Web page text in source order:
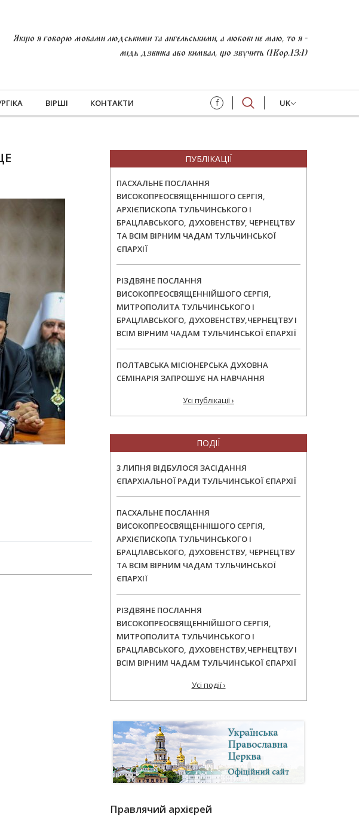
Якщо я говорю мовами людськими та ангельськими, а любові не маю, то я -
мідь дзвінка або кимвал, що звучить (1Кор.13:1)
ВІРШІ КОНТАКТИ f UK
ПУБЛІКАЦІЇ
ПАСХАЛЬНЕ ПОСЛАННЯ
ВИСОКОПРЕОСВЯЩЕННІШОГО СЕРГІЯ,
АРХІЄПИСКОПА ТУЛЬЧИНСЬКОГО І
БРАЦЛАВСЬКОГО, ДУХОВЕНСТВУ, ЧЕРНЕЦТВУ
ТА ВСІМ ВІРНИМ ЧАДАМ ТУЛЬЧИНСЬКОЇ
ЄПАРХІЇ
РІЗДВЯНЕ ПОСЛАННЯ
ВИСОКОПРЕОСВЯЩЕННІЙШОГО СЕРГІЯ,
МИТРОПОЛИТА ТУЛЬЧИНСЬКОГО І
БРАЦЛАВСЬКОГО, ДУХОВЕНСТВУ,ЧЕРНЕЦТВУ І
ВСІМ ВІРНИМ ЧАДАМ ТУЛЬЧИНСЬКОЇ ЄПАРХІЇ
ПОЛТАВСЬКА МІСІОНЕРСЬКА ДУХОВНА
СЕМІНАРІЯ ЗАПРОШУЄ НА НАВЧАННЯ
Усі публікації ›
ПОДІЇ
3 ЛИПНЯ ВІДБУЛОСЯ ЗАСІДАННЯ
ЄПАРХІАЛЬНОЇ РАДИ ТУЛЬЧИНСЬКОЇ ЄПАРХІЇ
ПАСХАЛЬНЕ ПОСЛАННЯ
ВИСОКОПРЕОСВЯЩЕННІШОГО СЕРГІЯ,
АРХІЄПИСКОПА ТУЛЬЧИНСЬКОГО І
БРАЦЛАВСЬКОГО, ДУХОВЕНСТВУ, ЧЕРНЕЦТВУ
ТА ВСІМ ВІРНИМ ЧАДАМ ТУЛЬЧИНСЬКОЇ
ЄПАРХІЇ
РІЗДВЯНЕ ПОСЛАННЯ
ВИСОКОПРЕОСВЯЩЕННІЙШОГО СЕРГІЯ,
МИТРОПОЛИТА ТУЛЬЧИНСЬКОГО І
БРАЦЛАВСЬКОГО, ДУХОВЕНСТВУ,ЧЕРНЕЦТВУ І
ВСІМ ВІРНИМ ЧАДАМ ТУЛЬЧИНСЬКОЇ ЄПАРХІЇ
Усі події ›
Правлячий архієрей